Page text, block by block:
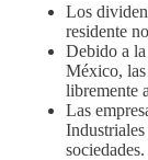
Los
residente
Debido a la
México, las
libremente
Las
Industriales
sociedades.